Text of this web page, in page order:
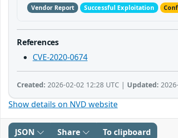
Vendor Report Successful Exploitation
References
CVE-2020-0674
Created: 2026-02-02 12:28 UTC | Updated:
Show details on NVD website
JSON Share To clipboard